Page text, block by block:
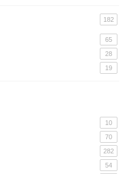
182
65
28
19
10
70
282
54